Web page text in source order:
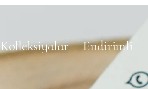
Kolleksiyalar Endirimli